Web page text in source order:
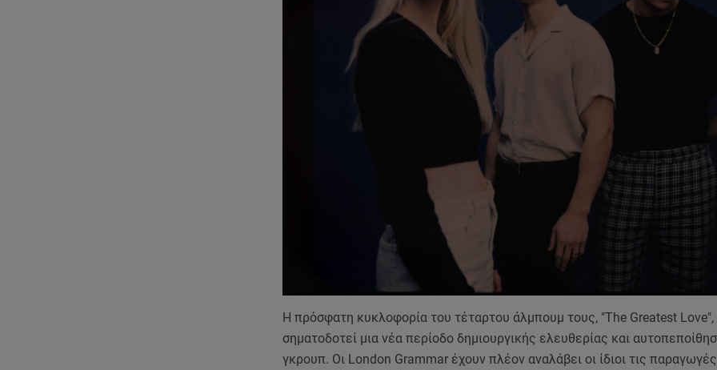
Η πρόσφατη κυκλοφορία του τέταρτου άλμπουμ τους, "The Greatest Love",
σηματοδοτεί μια νέα περίοδο δημιουργικής ελευθερίας και
γκρουπ. Οι London Grammar έχουν πλέον αναλάβει οι ίδιοι τις